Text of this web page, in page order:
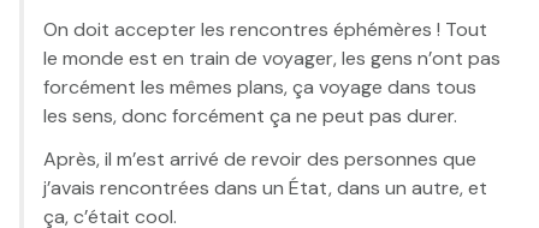
On doit accepter les rencontres éphémères ! Tout
le monde est en train de voyager, les gens n’ont pas
forcément les mêmes plans, ça voyage dans tous
les sens, donc forcément ça ne peut pas durer.
Après, il m’est arrivé de revoir des personnes que
j’avais rencontrées dans un État, dans un autre, et
ça, c’était cool.